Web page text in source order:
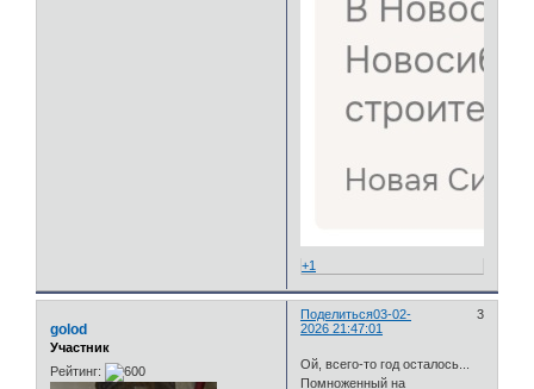
+1
Поделиться 3
03-02-
2026 21:47:01
golod
Участник
Рейтинг:
Ой, всего-то год осталось...
Помноженный на